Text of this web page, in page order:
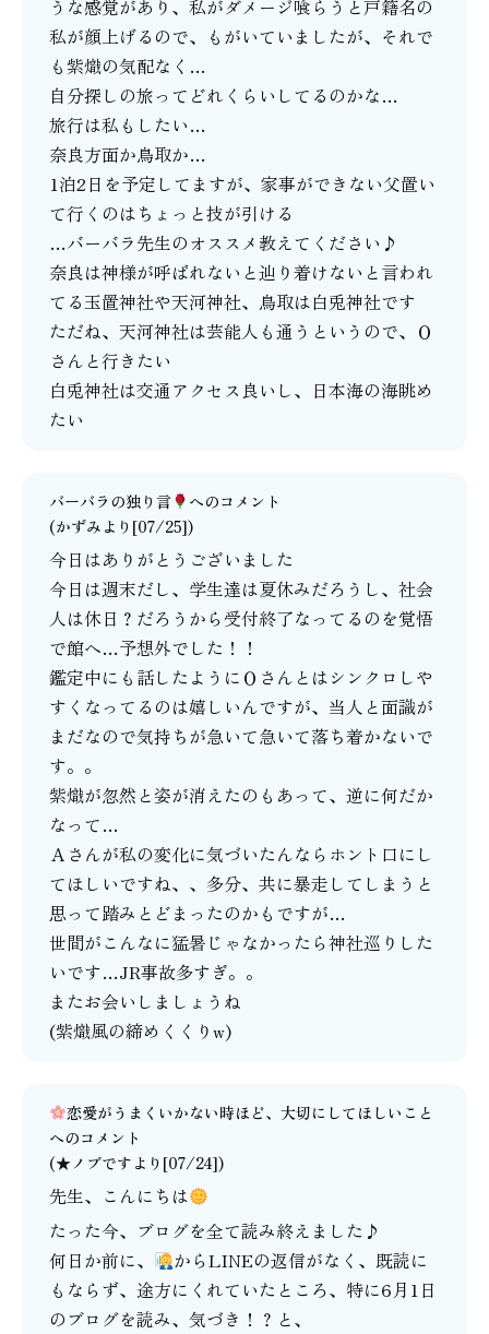
うな感覚があり、私がダメージ喰らうと戸籍名の
私が顔上げるので、もがいていましたが、それで
も紫熾の気配なく…
自分探しの旅ってどれくらいしてるのかな…
旅行は私もしたい…
奈良方面か鳥取か…
1泊2日を予定してますが、家事ができない父置い
て行くのはちょっと技が引ける
…バーバラ先生のオススメ教えてください♪
奈良は神様が呼ばれないと辿り着けないと言われ
てる玉置神社や天河神社、鳥取は白兎神社です
ただね、天河神社は芸能人も通うというので、Ｏ
さんと行きたい
白兎神社は交通アクセス良いし、日本海の海眺め
たい
バーバラの独り言
へのコメント
(かずみより[07/25])
今日はありがとうございました
今日は週末だし、学生達は夏休みだろうし、社会
人は休日？だろうから受付終了なってるのを覚悟
で館へ…予想外でした！！
鑑定中にも話したようにＯさんとはシンクロしや
すくなってるのは嬉しいんですが、当人と面識が
まだなので気持ちが急いて急いて落ち着かないで
す。。
紫熾が忽然と姿が消えたのもあって、逆に何だか
なって…
Ａさんが私の変化に気づいたんならホント口にし
てほしいですね、、多分、共に暴走してしまうと
思って踏みとどまったのかもですが…
世間がこんなに猛暑じゃなかったら神社巡りした
いです…JR事故多すぎ。。
またお会いしましょうね
(紫熾風の締めくくりw)
恋愛がうまくいかない時ほど、大切にしてほしいこと
へのコメント
(★ノブですより[07/24])
先生、こんにちは
たった今、ブログを全て読み終えました♪
何日か前に、
からLINEの返信がなく、既読に
もならず、途方にくれていたところ、特に6月1日
のブログを読み、気づき！？と、